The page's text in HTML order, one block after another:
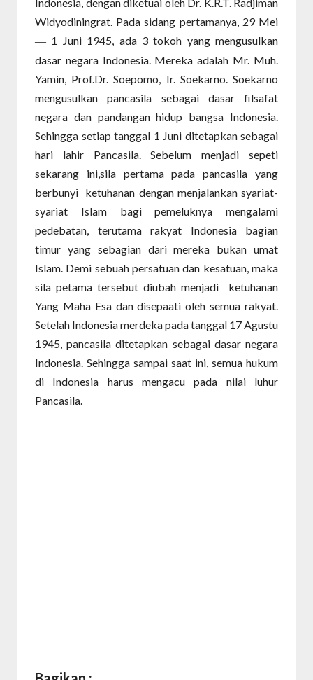
Widyodiningrat. Pada sidang pertamanya, 29 Mei
— 1 Juni 1945, ada 3 tokoh yang mengusulkan
dasar negara Indonesia. Mereka adalah Mr. Muh.
Yamin, Prof.Dr. Soepomo, Ir. Soekarno. Soekarno
mengusulkan pancasila sebagai dasar filsafat
negara dan pandangan hidup bangsa Indonesia.
Sehingga setiap tanggal 1 Juni ditetapkan sebagai
hari lahir Pancasila. Sebelum menjadi sepeti
sekarang ini,sila pertama pada pancasila yang
berbunyi ketuhanan dengan menjalankan syariat-
syariat Islam bagi pemeluknya mengalami
pedebatan, terutama rakyat Indonesia bagian
timur yang sebagian dari mereka bukan umat
Islam. Demi sebuah persatuan dan kesatuan, maka
sila petama tersebut diubah menjadi
ketuhanan
Yang Maha Esa dan disepaati oleh semua rakyat.
Setelah Indonesia merdeka pada tanggal 17 Agustu
1945, pancasila ditetapkan sebagai dasar negara
Indonesia. Sehingga sampai saat ini, semua hukum
di Indonesia harus mengacu pada nilai luhur
Pancasila.